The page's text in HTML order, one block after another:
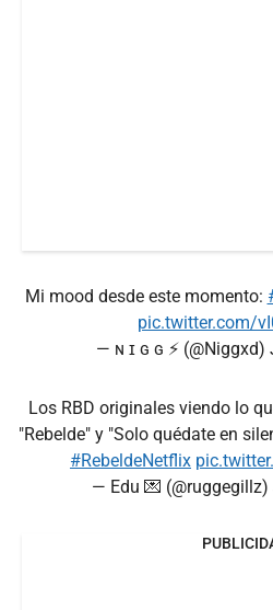
Mi mood desde este momento:
pic.twitter.com/
— ɴ ɪ ɢ ɢ ⚡ (@Niggxd)
Los RBD originales viendo lo
"Rebelde" y "Solo quédate en
#RebeldeNetflix
— Edu 💌 (@ruggegillz)